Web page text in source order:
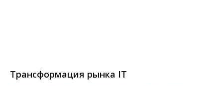
Трансформация рынка IT